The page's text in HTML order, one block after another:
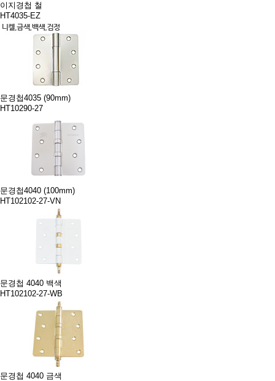
이지경첩 철
HT4035-EZ
문경첩4035 (90mm)
HT10290-27
문경첩4040 (100mm)
HT102102-27-VN
문경첩 4040 백색
HT102102-27-WB
문경첩 4040 금색